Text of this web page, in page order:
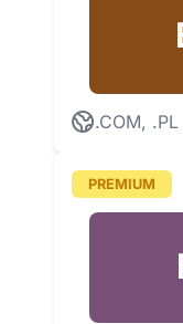
.COM, .PL
PREMIUM